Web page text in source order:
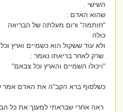
השישי .
שהוא האדם :
"חותמה" ורום מעלתה של הבריאה
כולה
ולא עוד ששקול הוא כשמיים וארץ וכל
שרק לאחר בריאתו נאמר :
"ויכולו השמיים והארץ וכל צבאם"
כשלסוף ברא הקב"ה את האדם אמר לו
ראה אחרי שבראתי למענך את כל